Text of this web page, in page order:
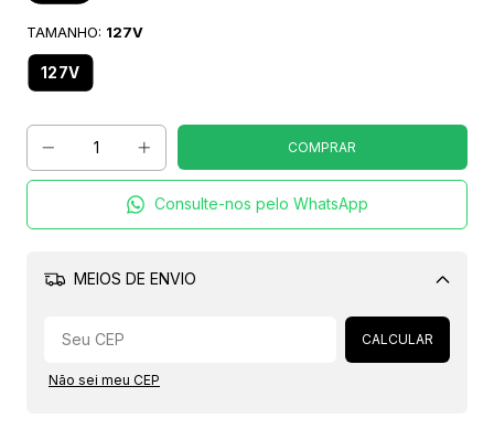
TAMANHO: 127V
127V
Consulte-nos pelo WhatsApp
MEIOS DE ENVIO
Alterar CEP
CALCULAR
Não sei meu CEP